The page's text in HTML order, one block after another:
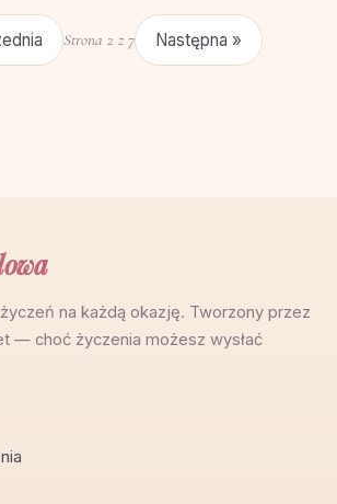
Strona 2 z 7 Następna »
na każdą okazję. Tworzony przez
— choć życzenia możesz wysłać